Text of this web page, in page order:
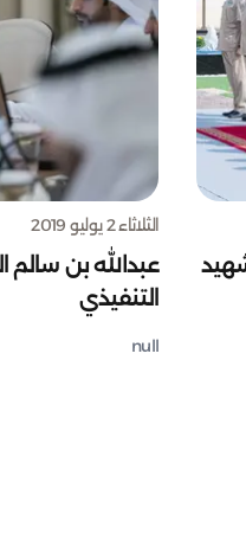
الثلاثاء 2 يوليو 2019
عبدالله بن
التنفيذي
null